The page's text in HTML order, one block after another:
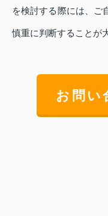
を検討する際には、ご
慎重に判断することが
お問い